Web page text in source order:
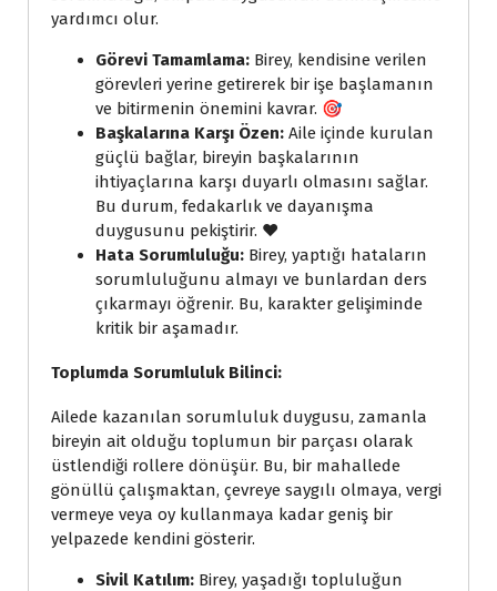
yardımcı olur.
Görevi Tamamlama: Birey, kendisine verilen
görevleri yerine getirerek bir işe başlamanın
ve bitirmenin önemini kavrar. 🎯
Başkalarına Karşı Özen: Aile içinde kurulan
güçlü bağlar, bireyin başkalarının
ihtiyaçlarına karşı duyarlı olmasını sağlar.
Bu durum, fedakarlık ve dayanışma
duygusunu pekiştirir. ❤️
Hata Sorumluluğu: Birey, yaptığı hataların
sorumluluğunu almayı ve bunlardan ders
çıkarmayı öğrenir. Bu, karakter gelişiminde
kritik bir aşamadır.
Toplumda Sorumluluk Bilinci:
Ailede kazanılan sorumluluk duygusu, zamanla
bireyin ait olduğu toplumun bir parçası olarak
üstlendiği rollere dönüşür. Bu, bir mahallede
gönüllü çalışmaktan, çevreye saygılı olmaya, vergi
vermeye veya oy kullanmaya kadar geniş bir
yelpazede kendini gösterir.
Sivil Katılım: Birey, yaşadığı topluluğun